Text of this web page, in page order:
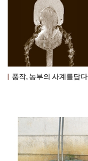
풍작, 농부의 사계를담다